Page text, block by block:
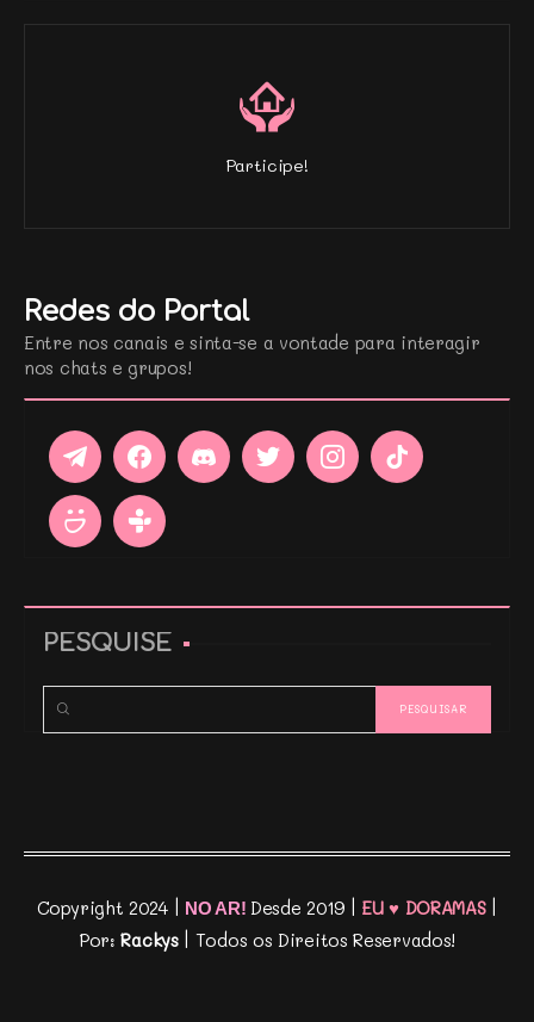
Participe!
Redes do Portal
Entre nos canais e sinta-se a vontade para interagir
nos chats e grupos!
PESQUISE
Copyright 2024 | NO AR! Desde 2019 | EU ♥ DORAMAS|
Por:Rackys| Todos os Direitos Reservados!